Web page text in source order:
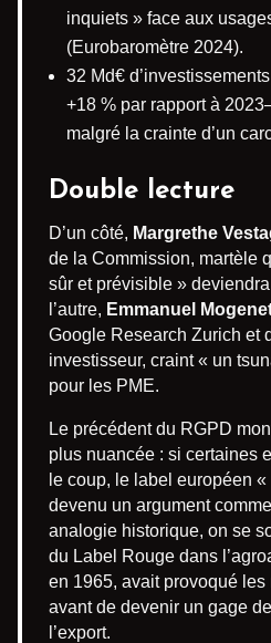
inquiets » face aux
(Eurobaromètre 2024).
32 Md€
+18 % par rapport à
malgré la crainte d’un
Double lecture
D’un côté, Margrethe
de la Commission, martèle
sûr et prévisible »
l’autre, Emmanuel
Google Research Zurich et
investisseur, craint « un
pour les PME.
Le précédent du RGPD
plus nuancée : si certaines
le coup, le label européen
devenu un argument
analogie historique, on se
du Label Rouge dans
en 1965, avait provoqué
avant de devenir un gage
l’export.